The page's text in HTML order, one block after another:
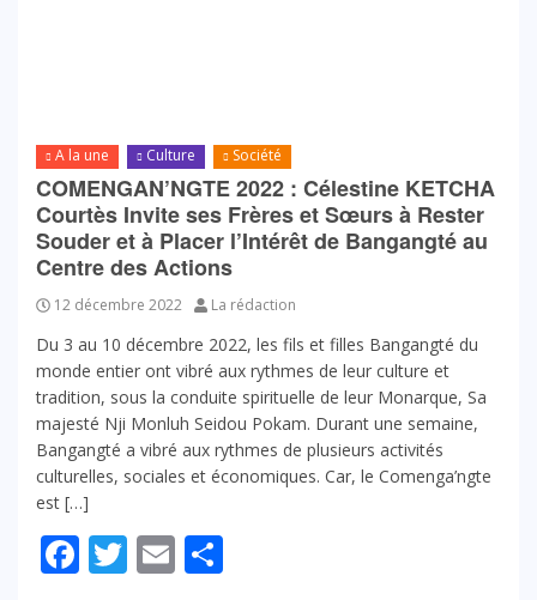
A la une Culture Société
COMENGAN’NGTE 2022 : Célestine KETCHA
Courtès Invite ses Frères et Sœurs à Rester
Souder et à Placer l’Intérêt de Bangangté au
Centre des Actions
12 décembre 2022 La rédaction
Du 3 au 10 décembre 2022, les fils et filles Bangangté du
monde entier ont vibré aux rythmes de leur culture et
tradition, sous la conduite spirituelle de leur Monarque, Sa
majesté Nji Monluh Seidou Pokam. Durant une semaine,
Bangangté a vibré aux rythmes de plusieurs activités
culturelles, sociales et économiques. Car, le Comenga’ngte
est […]
Facebook
Twitter
Email